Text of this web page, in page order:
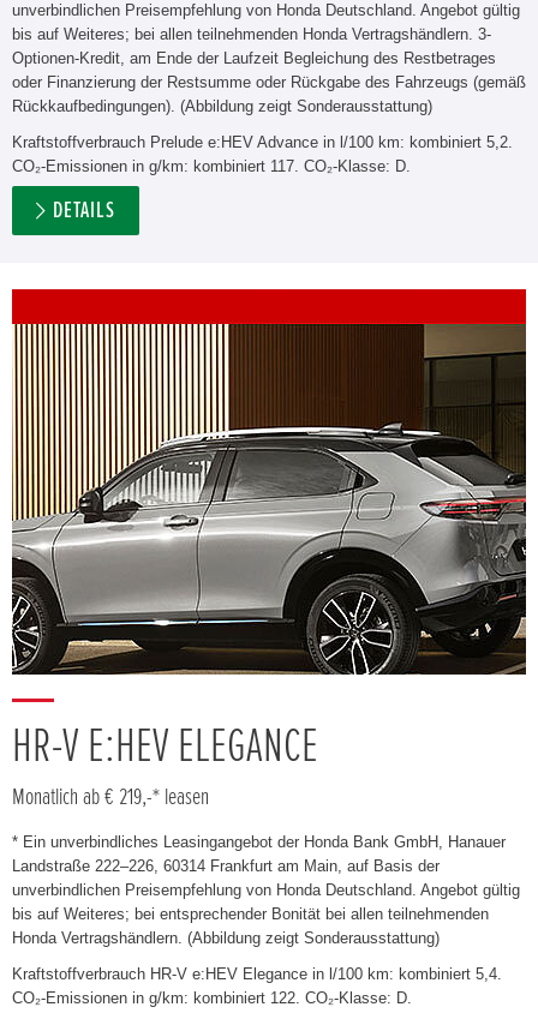
unverbindlichen Preisempfehlung von Honda Deutschland. Angebot gültig
bis auf Weiteres; bei allen teilnehmenden Honda Vertragshändlern. 3-
Optionen-Kredit, am Ende der Laufzeit Begleichung des Restbetrages
oder Finanzierung der Restsumme oder Rückgabe des Fahrzeugs (gemäß
Rückkaufbedingungen). (Abbildung zeigt Sonderausstattung)
Kraftstoffverbrauch Prelude e:HEV Advance in l/100 km: kombiniert 5,2.
CO₂-Emissionen in g/km: kombiniert 117. CO₂-Klasse: D.
DETAILS
HR-V E:HEV ELEGANCE
Monatlich ab € 219,-* leasen
* Ein unverbindliches Leasingangebot der Honda Bank GmbH, Hanauer
Landstraße 222–226, 60314 Frankfurt am Main, auf Basis der
unverbindlichen Preisempfehlung von Honda Deutschland. Angebot gültig
bis auf Weiteres; bei entsprechender Bonität bei allen teilnehmenden
Honda Vertragshändlern. (Abbildung zeigt Sonderausstattung)
Kraftstoffverbrauch HR-V e:HEV Elegance in l/100 km: kombiniert 5,4.
CO₂-Emissionen in g/km: kombiniert 122. CO₂-Klasse: D.